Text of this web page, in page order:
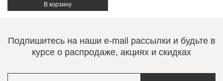
Подпишитесь на наши e-mail рассылки и будьте в
курсе о распродаже, акциях и скидках